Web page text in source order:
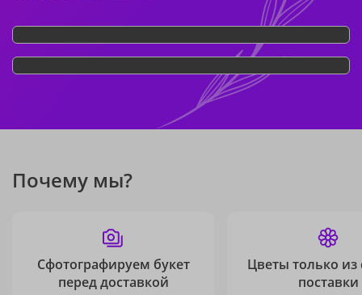
Почему мы?
Сфотографируем букет
перед доставкой
Цветы только из
поставки